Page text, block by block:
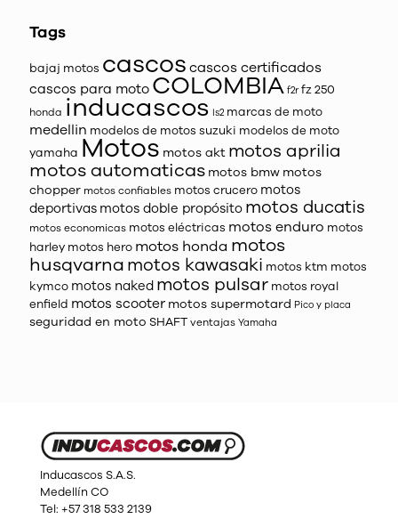
Tags
bajaj motos cascoscascos certificados
cascos para moto COLOMBIA f2r fz 250
honda inducascos ls2 marcas de moto
medellin modelos de motos suzuki modelos de moto
yamaha Motos motos akt motos aprilia
motos automaticas motos bmw motos
chopper motos confiables motos crucero motos
deportivas motos doble propósito motos ducatis
motos economicas motos eléctricas motos enduro motos
harley motos hero motos honda motos
husqvarnamotos kawasaki motos ktm motos
kymco motos naked motos pulsar motos royal
enfield motos scooter motos supermotard Pico y placa
seguridad en moto SHAFTventajas Yamaha
Inducascos S.A.S.
Medellín CO
Tel: +57 318 533 2139